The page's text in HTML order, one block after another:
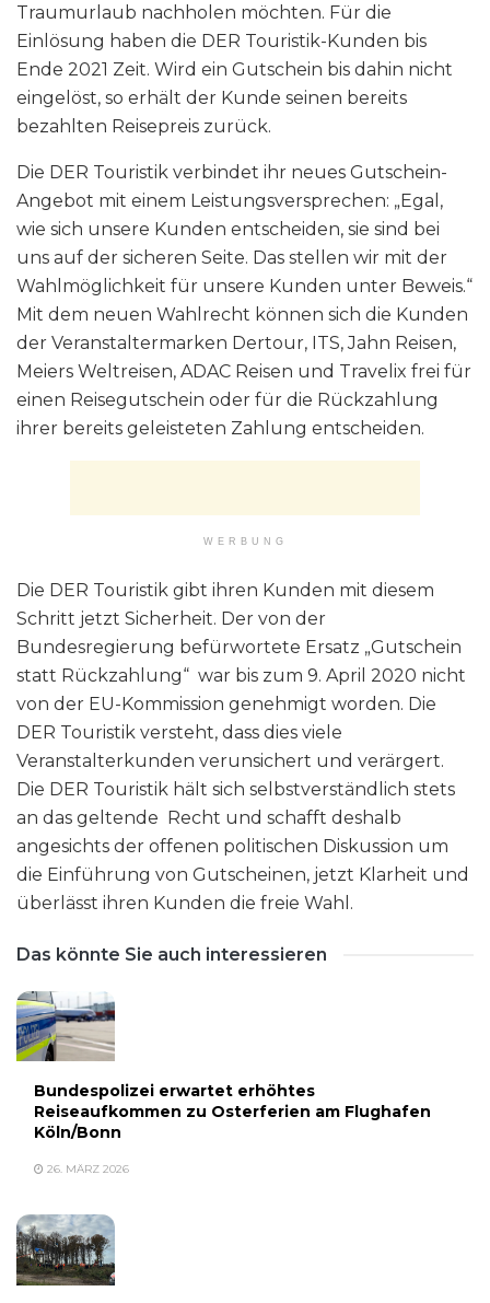
Traumurlaub nachholen möchten. Für die
Einlösung haben die DER Touristik-Kunden bis
Ende 2021 Zeit. Wird ein Gutschein bis dahin nicht
eingelöst, so erhält der Kunde seinen bereits
bezahlten Reisepreis zurück.
Die DER Touristik verbindet ihr neues Gutschein-
Angebot mit einem Leistungsversprechen: „Egal,
wie sich unsere Kunden entscheiden, sie sind bei
uns auf der sicheren Seite. Das stellen wir mit der
Wahlmöglichkeit für unsere Kunden unter Beweis.“
Mit dem neuen Wahlrecht können sich die Kunden
der Veranstaltermarken Dertour, ITS, Jahn Reisen,
Meiers Weltreisen, ADAC Reisen und Travelix frei für
einen Reisegutschein oder für die Rückzahlung
ihrer bereits geleisteten Zahlung entscheiden.
WERBUNG
Die DER Touristik gibt ihren Kunden mit diesem
Schritt jetzt Sicherheit. Der von der
Bundesregierung befürwortete Ersatz „Gutschein
statt Rückzahlung“ war bis zum 9. April 2020 nicht
von der EU-Kommission genehmigt worden. Die
DER Touristik versteht, dass dies viele
Veranstalterkunden verunsichert und verärgert.
Die DER Touristik hält sich selbstverständlich stets
an das geltende Recht und schafft deshalb
angesichts der offenen politischen Diskussion um
die Einführung von Gutscheinen, jetzt Klarheit und
überlässt ihren Kunden die freie Wahl.
Das könnte Sie auch interessieren
Bundespolizei erwartet erhöhtes
Reiseaufkommen zu Osterferien am Flughafen
Köln/Bonn
26. MÄRZ 2026